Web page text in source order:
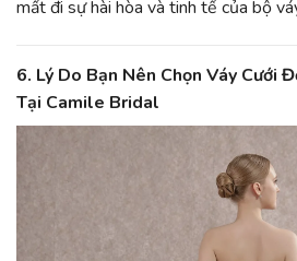
mất đi sự hài hòa và tinh tế của bộ
6. Lý Do Bạn Nên Chọn Váy Cưới
Tại Camile Bridal